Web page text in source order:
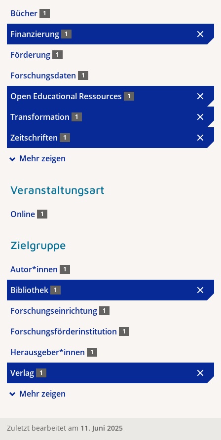
Bücher 1
Finanzierung 1
Förderung 1
Forschungsdaten 1
Open Educational Ressources 1
Transformation 1
Zeitschriften 1
Mehr zeigen
Veranstaltungsart
Online 1
Zielgruppe
Autor*innen 1
Bibliothek 1
Forschungseinrichtung 1
Forschungsförderinstitution 1
Herausgeber*innen 1
Verlag 1
Mehr zeigen
Zuletzt bearbeitet am 11. Juni 2025